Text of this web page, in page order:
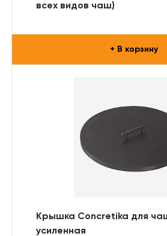
всех видов чаш)
+ В корзину
Крышка Concretika для
усиленная